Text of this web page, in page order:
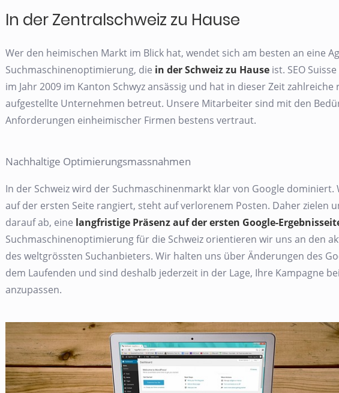
In der Zentralschweiz zu Hause
Wer den heimischen Markt im Blick hat, wendet sich am besten an eine
Suchmaschinenoptimierung, die in der Schweiz zu Hause ist. SEO
im Jahr 2009 im Kanton Schwyz ansässig und hat in dieser Zeit
aufgestellte Unternehmen betreut. Unsere Mitarbeiter sind mit den
Anforderungen einheimischer Firmen bestens vertraut.
Nachhaltige Optimierungsmassnahmen
In der Schweiz wird der Suchmaschinenmarkt klar von Google dominiert.
auf der ersten Seite rangiert, steht auf verlorenem Posten. Daher zielen
darauf ab, eine langfristige Präsenz auf der ersten Google-
Suchmaschinenoptimierung für die Schweiz orientieren wir uns an den
des weltgrössten Suchanbieters. Wir halten uns über Änderungen des
dem Laufenden und sind deshalb jederzeit in der Lage, Ihre Kampagne
anzupassen.